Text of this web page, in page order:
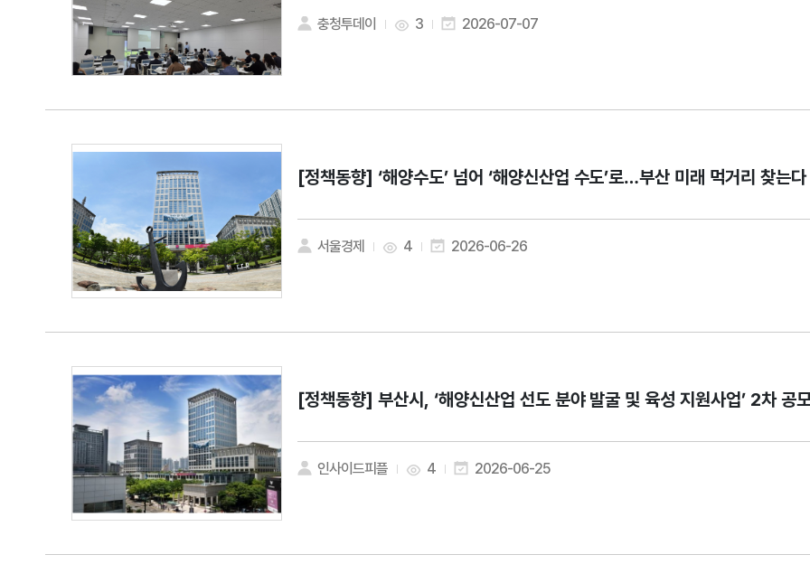
충청투데이 3 2026-07-07
[정책동향] ‘해양수도’ 넘어 ‘해양신산업 수도’로…부산 미래 먹거리 찾는다
서울경제 4 2026-06-26
[정책동향] 부산시, ‘해양신산업 선도 분야 발굴 및 육성 지원사업’ 2차 공
인사이드피플 4 2026-06-25